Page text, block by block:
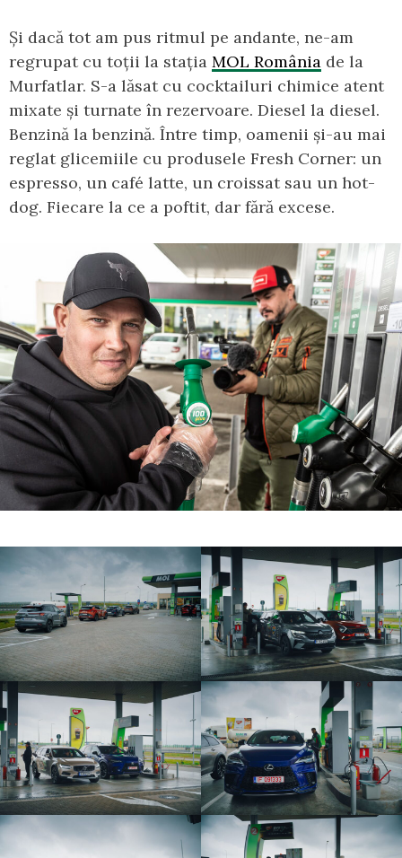
Și dacă tot am pus ritmul pe andante, ne-am
regrupat cu toții la stația MOL România de la
Murfatlar. S-a lăsat cu cocktailuri chimice atent
mixate și turnate în rezervoare. Diesel la diesel.
Benzină la benzină. Între timp, oamenii și-au mai
reglat glicemiile cu produsele Fresh Corner: un
espresso, un café latte, un croissat sau un hot-
dog. Fiecare la ce a poftit, dar fără excese.